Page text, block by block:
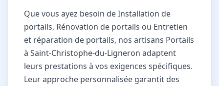
Que vous ayez besoin de Installation de
portails, Rénovation de portails ou Entretien
et réparation de portails, nos artisans Portails
à Saint-Christophe-du-Ligneron adaptent
leurs prestations à vos exigences spécifiques.
Leur approche personnalisée garantit des